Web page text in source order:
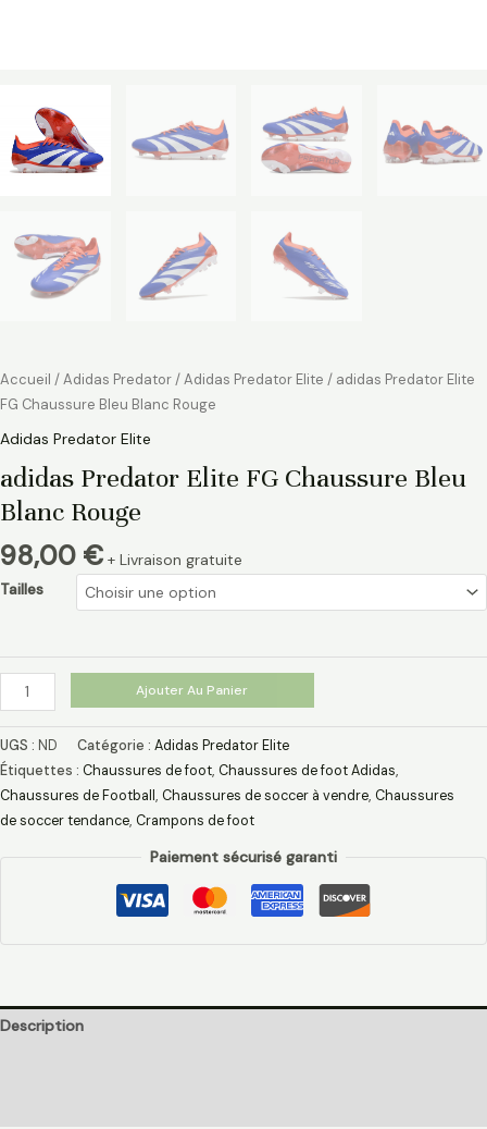
Accueil /Adidas Predator/Adidas Predator Elite / adidas Predator Elite
FG Chaussure Bleu Blanc Rouge
Adidas Predator Elite
adidas Predator Elite FG Chaussure Bleu
Blanc Rouge
98,00 € + Livraison gratuite
Tailles
Ajouter Au Panier
UGS : ND Catégorie : Adidas Predator Elite
Étiquettes : Chaussures de foot, Chaussures de foot Adidas​,
Chaussures de Football , Chaussures de soccer à vendre, Chaussures
de soccer tendance, Crampons de foot
Paiement sécurisé garanti
Description